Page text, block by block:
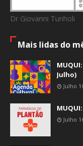
Dr Giovanni Tunholi
Mais lidas do
Julho)
Julho
Julho